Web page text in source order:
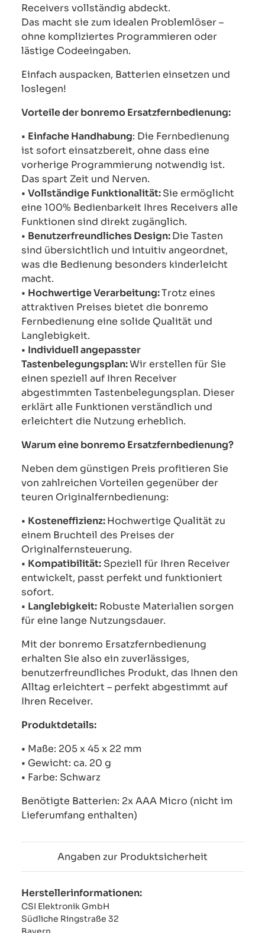
Receivers vollständig abdeckt.
Das macht sie zum idealen Problemlöser –
ohne kompliziertes Programmieren oder
lästige Codeeingaben.
Einfach auspacken, Batterien einsetzen und
loslegen!
Vorteile der bonremo Ersatzfernbedienung:
• Einfache Handhabung: Die Fernbedienung
ist sofort einsatzbereit, ohne dass eine
vorherige Programmierung notwendig ist.
Das spart Zeit und Nerven.
• Vollständige Funktionalität:Sie ermöglicht
eine 100% Bedienbarkeit Ihres Receivers alle
Funktionen sind direkt zugänglich.
• Benutzerfreundliches Design:Die Tasten
sind übersichtlich und intuitiv angeordnet,
was die Bedienung besonders kinderleicht
macht.
• Hochwertige Verarbeitung:Trotz eines
attraktiven Preises bietet die bonremo
Fernbedienung eine solide Qualität und
Langlebigkeit.
• Individuell angepasster
Tastenbelegungsplan:Wir erstellen für Sie
einen speziell auf Ihren Receiver
abgestimmten Tastenbelegungsplan. Dieser
erklärt alle Funktionen verständlich und
erleichtert die Nutzung erheblich.
Warum eine bonremo Ersatzfernbedienung?
Neben dem günstigen Preis profitieren Sie
von zahlreichen Vorteilen gegenüber der
teuren Originalfernbedienung:
• Kosteneffizienz:Hochwertige Qualität zu
einem Bruchteil des Preises der
Originalfernsteuerung.
• Kompatibilität: Speziell für Ihren Receiver
entwickelt, passt perfekt und funktioniert
sofort.
• Langlebigkeit: Robuste Materialien sorgen
für eine lange Nutzungsdauer.
Mit der bonremo Ersatzfernbedienung
erhalten Sie also ein zuverlässiges,
benutzerfreundliches Produkt, das Ihnen den
Alltag erleichtert – perfekt abgestimmt auf
Ihren Receiver.
Produktdetails:
• Maße: 205 x 45 x 22 mm
• Gewicht: ca. 20 g
• Farbe: Schwarz
Benötigte Batterien: 2x AAA Micro (nicht im
Lieferumfang enthalten)
Angaben zur Produktsicherheit
Herstellerinformationen:
CSI Elektronik GmbH
Südliche Ringstraße 32